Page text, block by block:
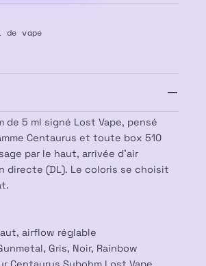
de vape
de 5 ml signé Lost Vape, pensé
Centaurus et toute box 510
par le haut, arrivée d’air
directe (DL). Le coloris se choisit
airflow réglable
Gris, Noir, Rainbow